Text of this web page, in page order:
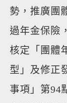
勢，推廣團
過年金保險
核定「團體
型」及修正
事項」第94